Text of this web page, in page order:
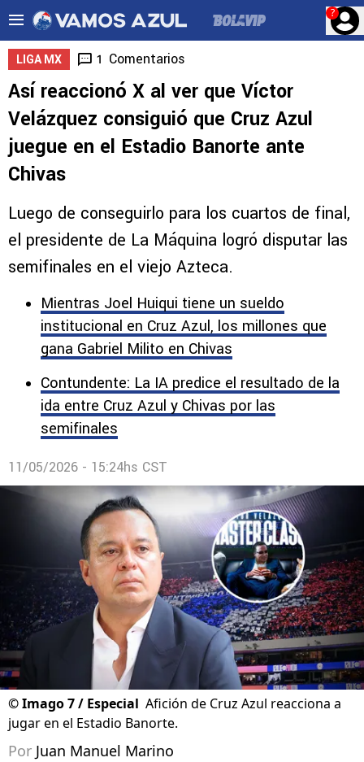
?
LIGA MX 1 Comentarios
Así reaccionó X al ver que Víctor
Velázquez consiguió que Cruz Azul
juegue en el Estadio Banorte ante
Chivas
Luego de conseguirlo para los cuartos de final,
el presidente de La Máquina logró disputar las
semifinales en el viejo Azteca.
Mientras Joel Huiqui tiene un sueldo
institucional en Cruz Azul, los millones que
gana Gabriel Milito en Chivas
Contundente: La IA predice el resultado de la
ida entre Cruz Azul y Chivas por las
semifinales
11/05/2026 - 15:24hs CST
©Imago 7 / Especial Afición de Cruz Azul reacciona a
jugar en el Estadio Banorte.
Por Juan Manuel Marino